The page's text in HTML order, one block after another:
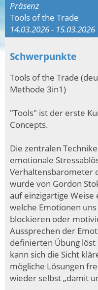
Präsenz
Tools of the Trade
14.03.2026 - 15.03.2026
Schwerpunkte
Tools of the Trade
Methode 3in1)
"Tools" ist der erste
Concepts.
Die zentralen
emotionale
Verhaltensbarometer
wurde von Gordon
auf einzigartige
welche Emotionen
blockieren oder
Aussprechen der
definierten Übung löst
kann sich die Sicht
mögliche Lösungen
wieder selbst „damit